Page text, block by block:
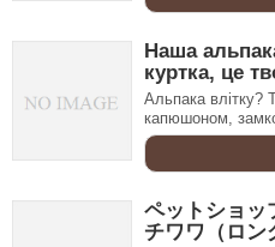
Наша
куртка, це
Альпака влітку?
капюшоном,
ペットショッ
チワワ（ロン